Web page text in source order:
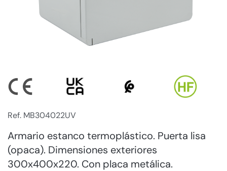
Ref. MB304022UV
Armario estanco termoplástico. Puerta lisa
(opaca). Dimensiones exteriores
300x400x220. Con placa metálica.